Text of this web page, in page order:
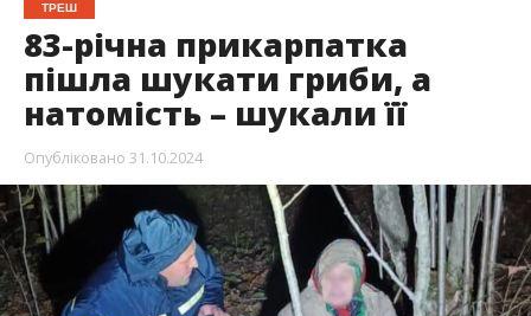
ТРЕШ
83-річна прикарпатка
пішла шукати гриби, а
натомість – шукали її
Опубліковано 31.10.2024